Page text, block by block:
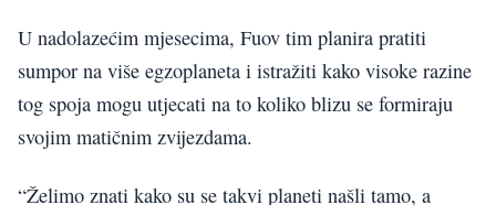
U nadolazećim mjesecima, Fuov tim planira pratiti
sumpor na više egzoplaneta i istražiti kako visoke razine
tog spoja mogu utjecati na to koliko blizu se formiraju
svojim matičnim zvijezdama.
“Želimo znati kako su se takvi planeti našli tamo, a